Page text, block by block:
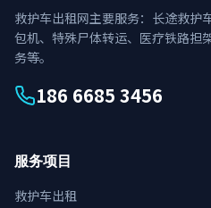
救护车出租网主要服务：长途救护
包机、特殊尸体转运、医疗铁路担
务等。
186 6685 3456
服务项目
救护车出租